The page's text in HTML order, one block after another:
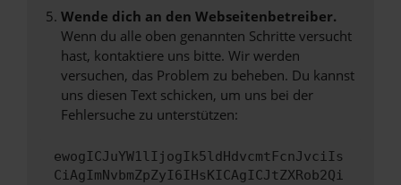
Wende dich an den Webseitenbetreiber.
Wenn du alle oben genannten Schritte versucht
hast, kontaktiere uns bitte. Wir werden
versuchen, das Problem zu beheben. Du kannst
uns diesen Text schicken, um uns bei der
Fehlersuche zu unterstützen:
ewogICJuYW1lIjogIk5ldHdvcmtFcnJvciIs
CiAgImNvbmZpZyI6IHsKICAgICJtZXRob2Qi